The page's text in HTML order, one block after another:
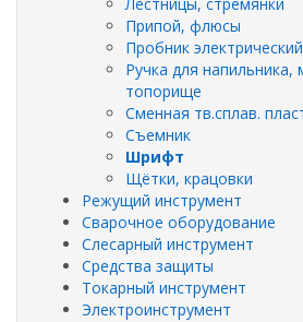
Припой, флюсы
Пробник электрический
Ручка для напильника,
топорище
Сменная тв.сплав.
Съемник
Шрифт
Щётки, крацовки
Режущий инструмент
Сварочное оборудование
Слесарный инструмент
Средства защиты
Токарный инструмент
Электроинструмент